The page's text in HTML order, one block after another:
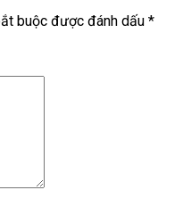
buộc được đánh dấu *